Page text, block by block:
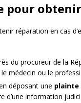
pour
réparation en cas
du procureur de la
médecin ou le
déposant une plainte
d’une information